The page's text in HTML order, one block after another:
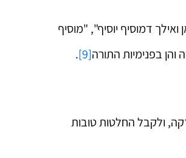
דמוסיף יוסיף", "מוסיף
והן בפנימיות התורה[9]
.
ולקבל החלטות טובות
הרב לוי